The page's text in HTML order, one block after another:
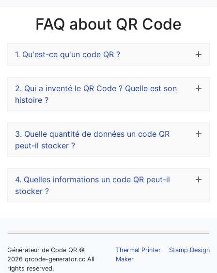
FAQ about QR Code
1. Qu'est-ce qu'un code QR ?
2. Qui a inventé le QR Code ? Quelle est son
histoire ?
3. Quelle quantité de données un code QR
peut-il stocker ?
4. Quelles informations un code QR peut-il
stocker ?
Générateur de Code QR ©
2026 qrcode-generator.cc All
rights reserved.
Thermal Printer
Stamp Design
Maker